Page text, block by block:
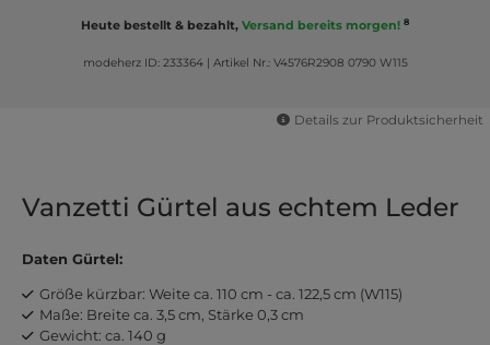
Heute bestellt & bezahlt, Versand bereits morgen! 8
modeherz ID: 233364| Artikel Nr.: V4576R2908 0790 W115
Details zur Produktsicherheit
Vanzetti Gürtel aus echtem Leder
Daten Gürtel:
Größe kürzbar: Weite ca. 110 cm - ca. 122,5 cm (W115)
Maße: Breite ca. 3,5 cm, Stärke 0,3 cm
Gewicht: ca. 140 g